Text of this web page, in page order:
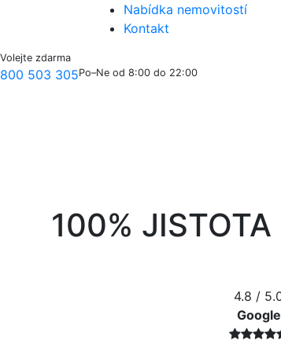
Nabídka nemovitostí
Kontakt
Volejte zdarma
800 503 305Po–Ne od 8:00 do 22:00
100%
4.8 /
Google